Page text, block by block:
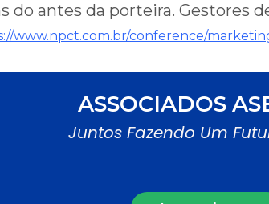
antes da porteira. Gestores
www.npct.com.br/conference/
ASSOCIADOS
Juntos Fazendo Um